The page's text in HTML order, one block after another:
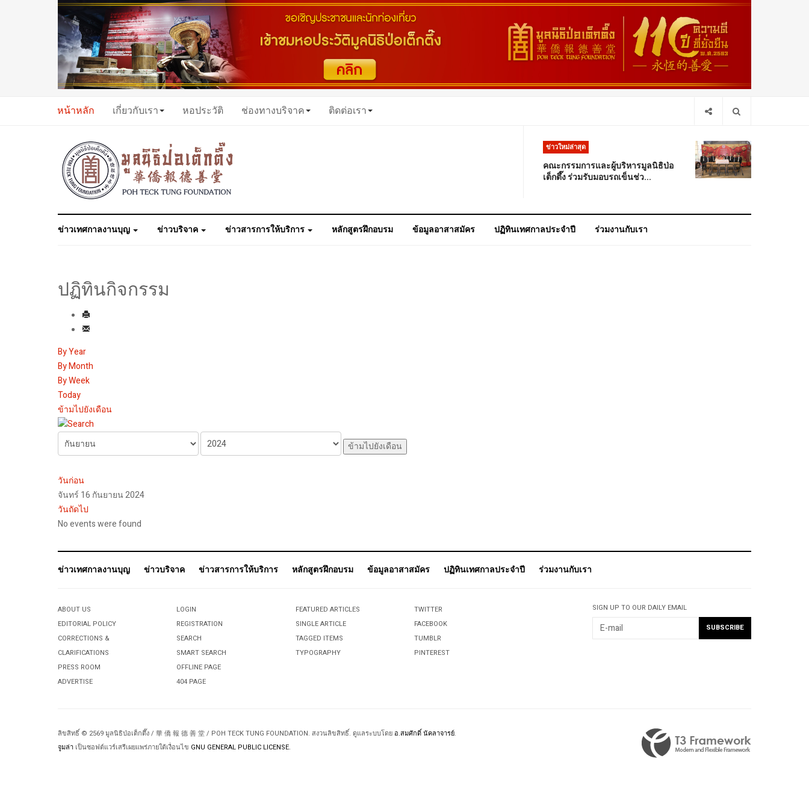
หน้าหลัก เกี่ยวกับเรา หอประวัติ ช่องทางบริจาค ติดต่อเรา
ข่าวใหม่ล่าสุด
คณะกรรมการและผู้บริหารมูลนิธิป่อ
เต็กตึ๊ง ร่วมรับมอบรถเข็นช่ว...
ข่าวเทศกาลงานบุญ ข่าวบริจาค ข่าวสารการให้บริการ หลักสูตรฝึกอบรม ข้อมูลอาสาสมัคร ปฏิทินเทศกาลประจำปี ร่วมงานกับเรา
ปฏิทินกิจกรรม
By Year
By Month
By Week
Today
ข้ามไปยังเดือน
ข้ามไปยังเดือน
วันก่อน
จันทร์ 16 กันยายน 2024
วันถัดไป
No events were found
ข่าวเทศกาลงานบุญ ข่าวบริจาค ข่าวสารการให้บริการ หลักสูตรฝึกอบรม ข้อมูลอาสาสมัคร ปฏิทินเทศกาลประจำปี ร่วมงานกับเรา
ABOUT US
EDITORIAL POLICY
CORRECTIONS &
CLARIFICATIONS
PRESS ROOM
ADVERTISE
LOGIN
REGISTRATION
SEARCH
SMART SEARCH
OFFLINE PAGE
404 PAGE
FEATURED ARTICLES
SINGLE ARTICLE
TAGGED ITEMS
TYPOGRAPHY
TWITTER
FACEBOOK
TUMBLR
PINTEREST
SIGN UP TO OUR DAILY EMAIL
ลิขสิทธิ์ © 2569 มูลนิธิป่อเต็กตึ๊ง / 華 僑 報 德 善 堂 / POH TECK TUNG FOUNDATION. สงวนลิขสิทธิ์. ดูแลระบบโดย อ.สมศักดิ์ นัคลาจารย์.
จูมล่า เป็นซอฟต์แวร์เสรีเผยแพร่ภายใต้เงื่อนไข GNU GENERAL PUBLIC LICENSE.